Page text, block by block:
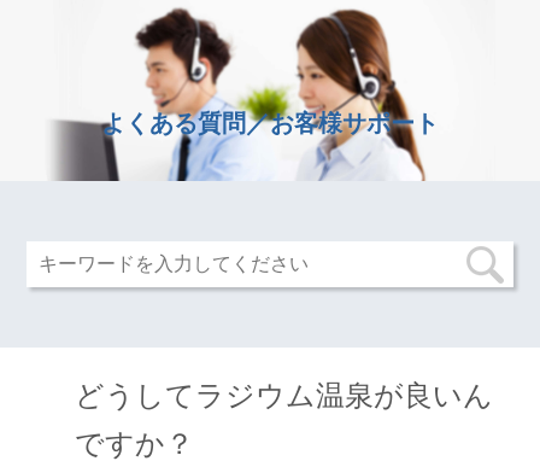
よくある質問／お客様サポート
どうしてラジウム温泉が良いん
ですか？